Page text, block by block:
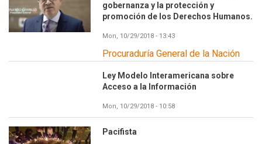
gobernanza y la protección y
promoción de los Derechos Humanos.
Mon, 10/29/2018 - 13:43
Procuraduría General de la Nación
Ley Modelo Interamericana sobre
Acceso a la Información
Mon, 10/29/2018 - 10:58
Pacifista